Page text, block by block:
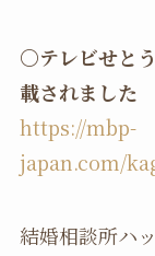
〇テレビせと
載されました
https://mbp-
japan.com/
結婚相談所ハ